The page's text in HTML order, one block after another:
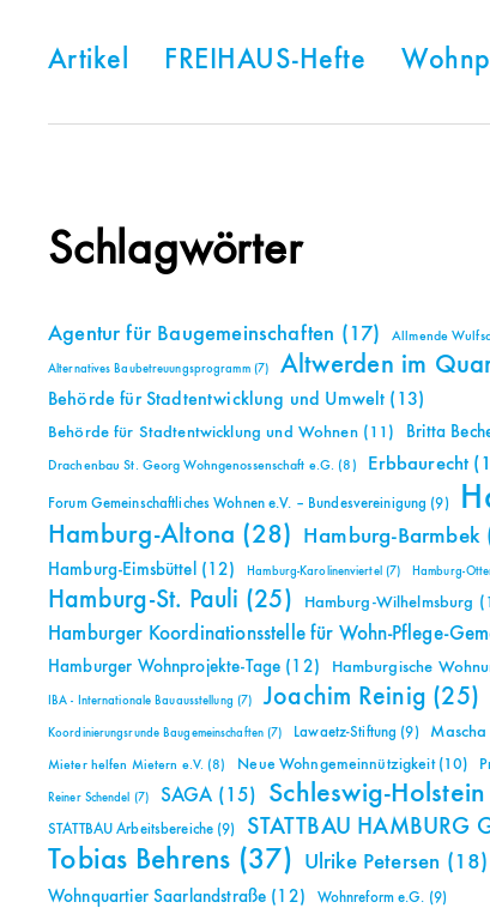
Artikel FREIHAUS-Hefte
Schlagwörter
Agentur für Baugemeinschaften (17) Allmende
Alternatives Baubetreuungsprogramm(7) Altwerden im
Behörde für Stadtentwicklung und Umwelt (13)
Behörde für Stadtentwicklung und Wohnen(11) Britta
Drachenbau St. Georg Wohngenossenschaft e.G. (8) Erbbaurecht
Forum Gemeinschaftliches Wohnen e.V. – Bundesvereinigung (9)
Hamburg-Altona (28) Hamburg-Barmbek
Hamburg-Eimsbüttel (12) Hamburg-Karolinenviertel (7) Hamburg-
Hamburg-St. Pauli (25) Hamburg-Wilhelmsburg
Hamburger Koordinationsstelle für Wohn-Pflege-
Hamburger Wohnprojekte-Tage (12) Hamburgische
IBA - Internationale Bauausstellung (7) Joachim Reinig (25)
Koordinierungsrunde Baugemeinschaften(7) Lawaetz-Stiftung (9) Mascha
Mieter helfen Mietern e.V. (8) Neue Wohngemeinnützigkeit(10)
Reiner Schendel (7) SAGA (15) Schleswig-Holstein
STATTBAU Arbeitsbereiche (9) STATTBAU HAMBURG
Tobias Behrens (37) Ulrike Petersen (18)
Wohnquartier Saarlandstraße (12) Wohnreform e.G. (9)